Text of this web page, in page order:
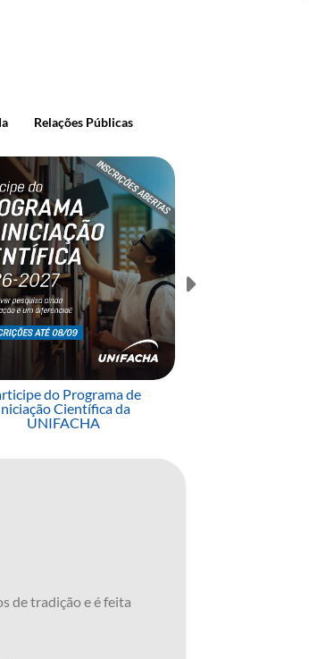
Relações Públicas
do Programa de
Científica da
UNIFACHA
de tradição e é feita